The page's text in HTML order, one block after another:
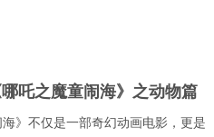
吒之魔童闹海》之动物篇
》不仅是一部奇幻动画电影，更是